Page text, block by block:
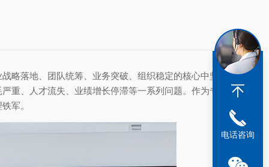
略落地、团队统筹、业务突破、组织稳定的核心中坚力
重、人才流失、业绩增长停滞等一系列问题。作为专业
军。
电话咨询